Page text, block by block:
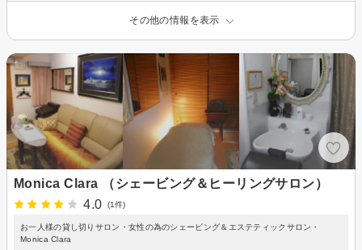
その他の情報を表示
Monica Clara （シェービング＆ヒーリングサロン）
4.0
(1件)
お一人様の貸し切りサロン・女性の為のシェービング＆エステティックサロン・
Monica Clara